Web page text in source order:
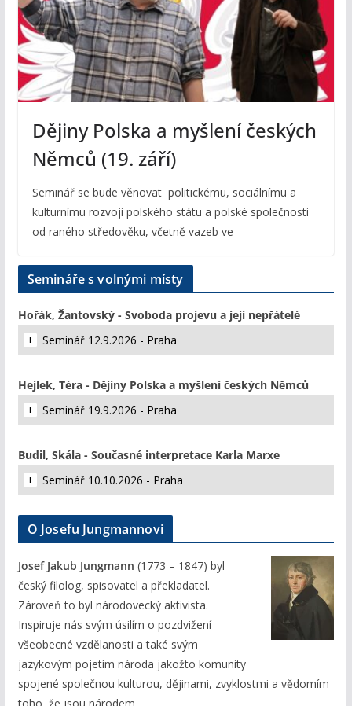
Dějiny Polska a myšlení českých
Němců (19. září)
Seminář se bude věnovat politickému, sociálnímu a
kulturnímu rozvoji polského státu a polské společnosti
od raného středověku, včetně vazeb ve
Semináře s volnými místy
Hořák, Žantovský - Svoboda projevu a její nepřátelé
Seminář 12.9.2026 - Praha
Hejlek, Téra - Dějiny Polska a myšlení českých Němců
Seminář 19.9.2026 - Praha
Budil, Skála - Současné interpretace Karla Marxe
Seminář 10.10.2026 - Praha
O Josefu Jungmannovi
Josef Jakub Jungmann (1773 – 1847) byl
český filolog, spisovatel a překladatel.
Zároveň to byl národovecký aktivista.
Inspiruje nás svým úsilím o pozdvižení
všeobecné vzdělanosti a také svým
jazykovým pojetím národa jakožto komunity
spojené společnou kulturou, dějinami, zvyklostmi a vědomím
toho, že jsou národem.